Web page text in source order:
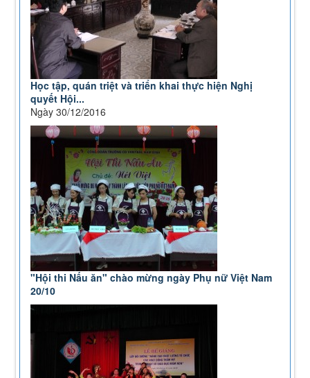
Học tập, quán triệt và triển khai thực hiện Nghị
quyết Hội...
Ngày 30/12/2016
"Hội thi Nấu ăn" chào mừng ngày Phụ nữ Việt Nam
20/10